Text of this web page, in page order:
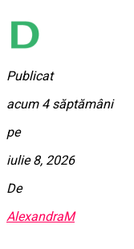
Publicat
acum 4 săptămâni
pe
iulie 8, 2026
De
AlexandraM